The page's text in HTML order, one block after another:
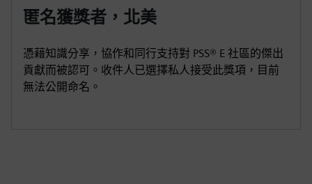
匿名獲獎者，北美
憑藉知識分享，協作和同行支持對 PSS® E 社區的傑出
貢獻而被認可。收件人已選擇私人接受此獎項，目前
無法公開命名。